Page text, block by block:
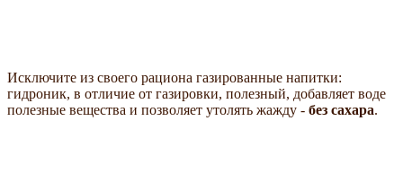
Исключите из своего рациона газированные напитки:
гидроник, в отличие от газировки, полезный, добавляет воде
полезные вещества и позволяет утолять жажду - без сахара.